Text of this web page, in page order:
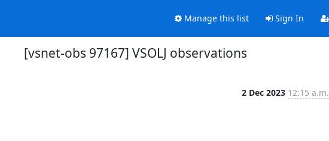
Manage this list Sign In
[vsnet-obs 97167] VSOLJ observations
2 Dec 2023 12:15 a.m.